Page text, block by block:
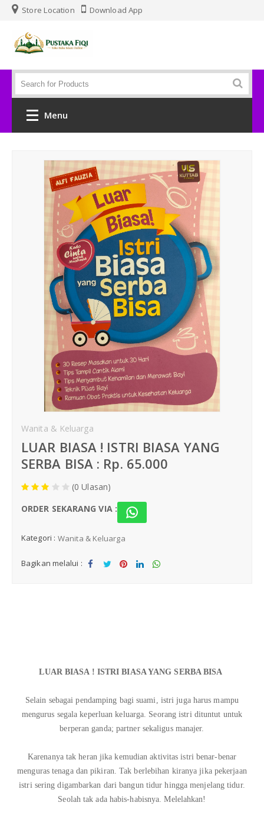
Store Location Download App
Menu
Al Qur'an
Keluarga
Hari Akhir
Buku Anak
Komik Islami
Hari Akhir
Buku Anak
Komik Islami
Khutbah
Promo 2026
Wanita & Keluarga
LUAR BIASA ! ISTRI BIASA YANG
SERBA BISA : Rp. 65.000
(0 Ulasan)
ORDER SEKARANG VIA :
Kategori : Wanita & Keluarga
Bagikan melalui :
LUAR BIASA ! ISTRI BIASA YANG SERBA BISA
Selain sebagai pendamping bagi suami, istri juga harus mampu
mengurus segala keperluan keluarga. Seorang istri dituntut untuk
berperan ganda; partner sekaligus manajer.
Karenanya tak heran jika kemudian aktivitas istri benar-benar
menguras tenaga dan pikiran. Tak berlebihan kiranya jika pekerjaan
istri sering digambarkan dari bangun tidur hingga menjelang tidur.
Seolah tak ada habis-habisnya. Melelahkan!